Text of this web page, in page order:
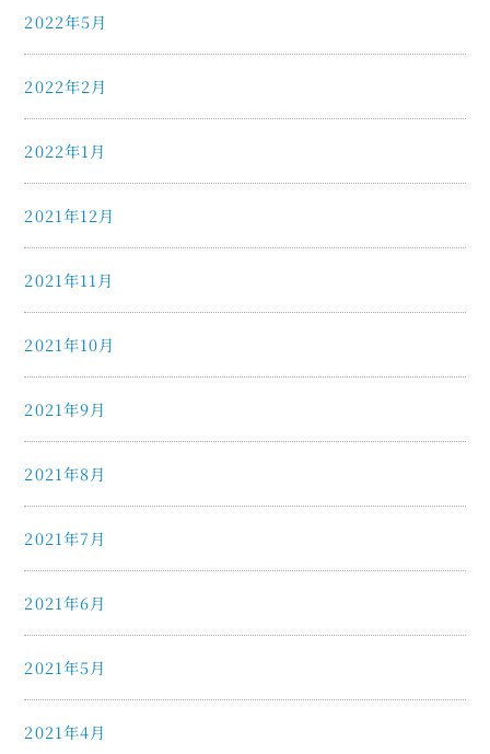
2022年5月
2022年2月
2022年1月
2021年12月
2021年11月
2021年10月
2021年9月
2021年8月
2021年7月
2021年6月
2021年5月
2021年4月